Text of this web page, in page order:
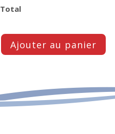
Total
Ajouter au panier